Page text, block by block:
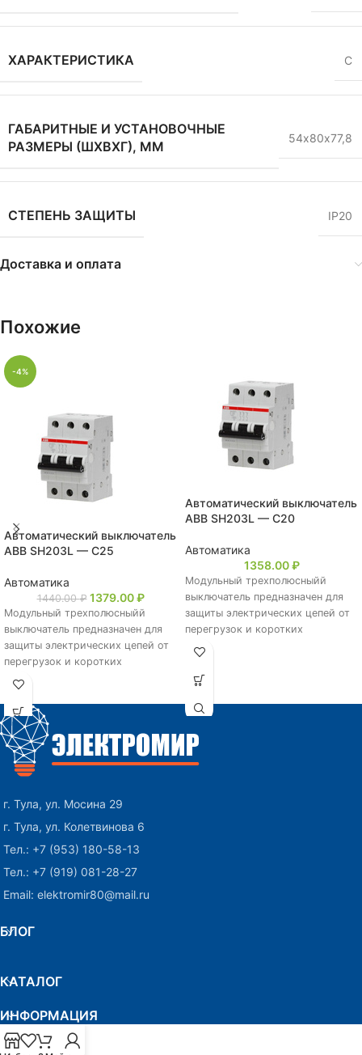
ХАРАКТЕРИСТИКА C
ГАБАРИТНЫЕ И УСТАНОВОЧНЫЕ
РАЗМЕРЫ (ШХВХГ), ММ
54х80х77,8
СТЕПЕНЬ ЗАЩИТЫ IP20
Доставка и оплата
Похожие
-4%
Автоматический выключатель
АВВ SH203L — C25
Автоматика
1440.00₽ 1379.00₽
Модульный трехполюсныйй
выключатель предназначен для
защиты электрических цепей от
перегрузок и коротких
замыканий в линиях кабелей,
освещения, а также розеточных
линий.
Автоматический выключатель
АВВ SH203L — C20
Автоматика
1358.00₽
Модульный трехполюсныйй
выключатель предназначен для
защиты электрических цепей от
перегрузок и коротких
замыканий в линиях кабелей,
освещения, а также розеточных
г. Тула, ул. Мосина 29
г. Тула, ул. Колетвинова 6
Тел.: +7 (953) 180-58-13
Тел.: +7 (919) 081-28-27
Email: elektromir80@mail.ru
БЛОГ
КАТАЛОГ
ИНФОРМАЦИЯ